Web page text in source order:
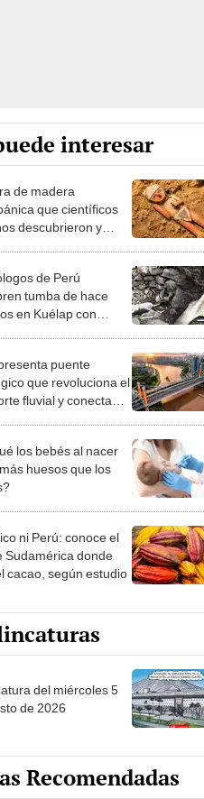
interesar
de madera
que científicos
descubrieron y
de Perú
tumba de hace
en Kuélap con
puente
que revoluciona el
fluvial y conecta
los bebés al nacer
huesos que los
ni Perú: conoce el
Sudamérica donde
cacao, según estudio
del miércoles 5
de 2026
Recomendadas